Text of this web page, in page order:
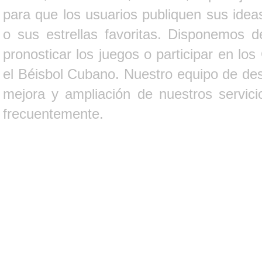
para que los usuarios publiquen sus
o sus estrellas favoritas. Disponemos
pronosticar los juegos o participar en
el Béisbol Cubano. Nuestro equipo de
mejora y ampliación de nuestros
frecuentemente.